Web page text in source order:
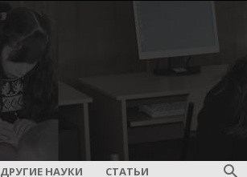
ДРУГИЕ НАУКИ СТАТЬИ